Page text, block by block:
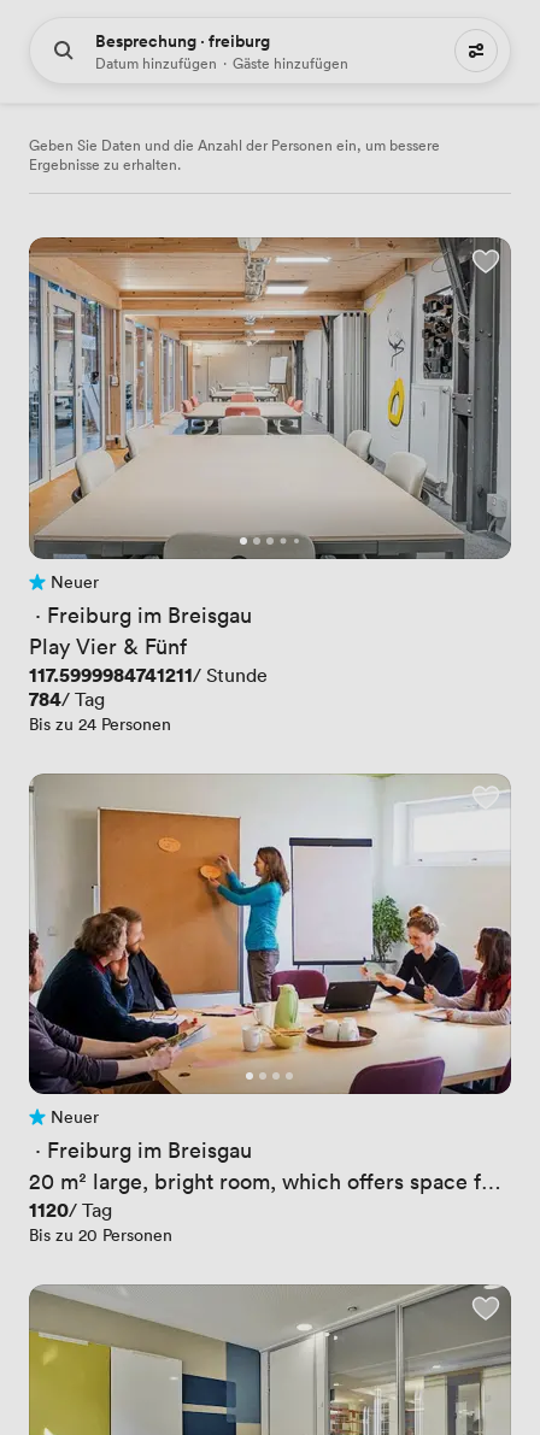
Besprechung · freiburg
Datum hinzufügen · Gäste hinzufügen
19 Treffpunkte mieten
Geben Sie Daten und die Anzahl der Personen ein, um bessere
Ergebnisse zu erhalten.
Noch keine Bewertungen
Neuer
· Freiburg im Breisgau
Play Vier & Fünf
Preis
117.5999984741211/ Stunde
Preis
784/ Tag
Bis zu 24 Personen
Noch keine Bewertungen
Neuer
· Freiburg im Breisgau
20 m² large, bright room, which offers space for
up to 15 people
Preis
1120/ Tag
Bis zu 20 Personen